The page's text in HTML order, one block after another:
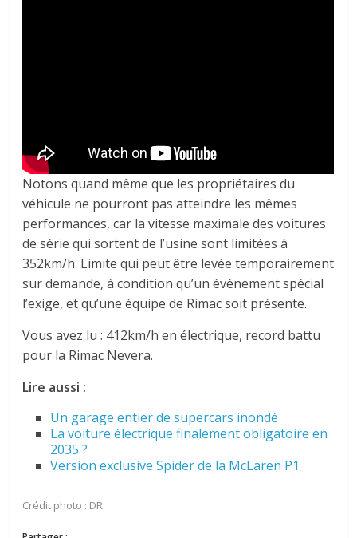
Notons quand même que les propriétaires du
véhicule ne pourront pas atteindre les mêmes
performances, car la vitesse maximale des voitures
de série qui sortent de l’usine sont limitées à
352km/h. Limite qui peut être levée temporairement
sur demande, à condition qu’un événement spécial
l’exige, et qu’une équipe de Rimac soit présente.
Vous avez lu : 412km/h en électrique, record battu
pour la Rimac Nevera.
Lire aussi :
Un garage entier de supercars inondé
La voiture électrique finalement obligatoire en
2035 ?
Version exclusive Spider de la McLaren P1
Crédit photo : DR